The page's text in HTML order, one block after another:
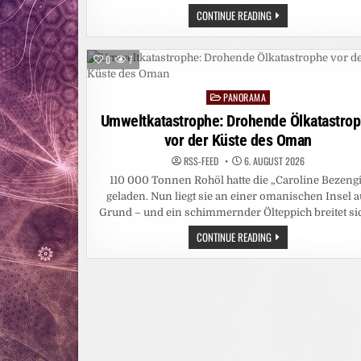
CONTINUE READINGLAVENDEL,
ROSMARIN
&
WIE
SOMMERPFLANZEN
ALLTAG
WERDEN
0 7
Posted
in
PANORAMA
Umweltkatastrophe: Drohende
vor der Küste des Oman
RSS-FEED 6. AUGUST 2026
110 000 Tonnen Rohöl hatte die „Caroline
geladen. Nun liegt sie an einer omanischen Insel
Grund – und ein schimmernder Ölteppich breitet
CONTINUE READINGUMWELTKATASTROPHE:
DROHENDE
ÖLKATASTROPHE